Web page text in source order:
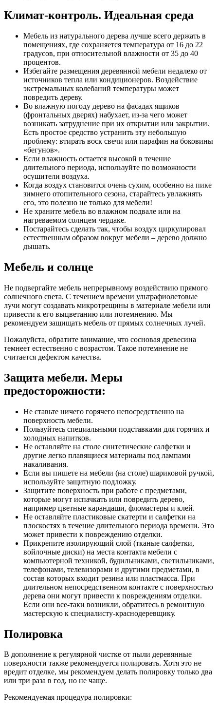
Климат-контроль. Идеальная среда
Мебель из натурального дерева лучше всего держать в
помещениях, где сохраняется температура от 16 до 22
градусов, при относительной влажности от 35 до 40
процентов.
Избегайте размещения деревянной мебели недалеко от
источников тепла или кондиционеров. Воздействие
экстремальных колебаний температуры может
повредить дереву.
Во влажную погоду дерево на фасадах ящиков
(фронтальных дверях) набухает, из-за чего может
возникать затруднение при их открытии или закрытии.
Есть простое средство устранить эту небольшую
проблему: втирать воск свечи или парафин на боковины
«бегунов».
Если влажность остается высокой в течение
длительного периода, используйте по возможности
осушители воздуха.
Когда воздух становится очень сухим, особенно на пике
зимнего отопительного сезона, старайтесь увлажнять
его, это полезно не только для мебели!
Не храните мебель во влажном подвале или на
нагреваемом солнцем чердаке.
Постарайтесь сделать так, чтобы воздух циркулировал
естественным образом вокруг мебели – дерево должно
дышать.
Мебель и солнце
Не подвергайте мебель непрерывному воздействию прямого
солнечного света. С течением времени ультрафиолетовые
лучи могут создавать микротрещины в материале мебели или
привести к его выцветанию или потемнению. Мы
рекомендуем защищать мебель от прямых солнечных лучей.
Пожалуйста, обратите внимание, что сосновая древесина
темнеет естественно с возрастом. Такое потемнение не
считается дефектом качества.
Защита мебели. Меры
предосторожности:
Не ставьте ничего горячего непосредственно на
поверхность мебели.
Пользуйтесь специальными подставками для горячих и
холодных напитков.
Не оставляйте на столе синтетические салфетки и
другие легко плавящиеся материалы под лампами
накаливания.
Если вы пишете на мебели (на столе) шариковой ручкой,
используйте защитную подложку.
Защитите поверхность при работе с предметами,
которые могут испачкать или повредить дерево,
например цветные карандаши, фломастеры и клей.
Не оставляйте пластиковые скатерти и салфетки на
плоскостях в течение длительного периода времени. Это
может привести к повреждению отделки.
Прикрепите изолирующий слой (тканые салфетки,
войлочные диски) на места контакта мебели с
компьютерной техникой, будильниками, светильниками,
телефонами, телевизорами и другими предметами, в
состав которых входит резина или пластмасса. При
длительном непосредственном контакте с поверхностью
дерева они могут привести к повреждениям отделки.
Если они все-таки возникли, обратитесь в ремонтную
мастерскую к специалисту-краснодеревщику.
Полировка
В дополнение к регулярной чистке от пыли деревянные
поверхности также рекомендуется полировать. Хотя это не
вредит отделке, мы рекомендуем делать полировку только два
или три раза в год, но не чаще.
Рекомендуемая процедура полировки: